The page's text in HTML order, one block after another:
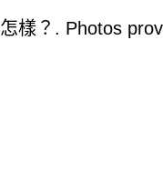
樣？. Photos